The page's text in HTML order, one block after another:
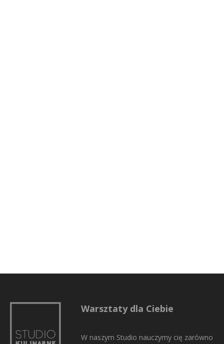
Warsztaty dla Ciebie
W naszym Studio nauczymy cię zarówno